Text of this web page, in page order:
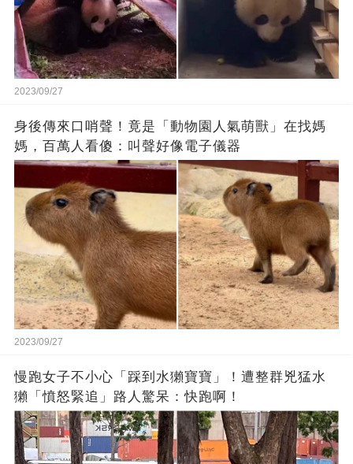
2023/09/27
身後傳來口哨聲！竟是「動物園人氣萌獸」在找媽
媽，百萬人看傻：叫聲好像電子儀器
2023/09/27
慢跑女子不小心「踩到水獺寶寶」！遭整群兇猛水
獺「憤怒緊追」路人驚呆：快跑啊！